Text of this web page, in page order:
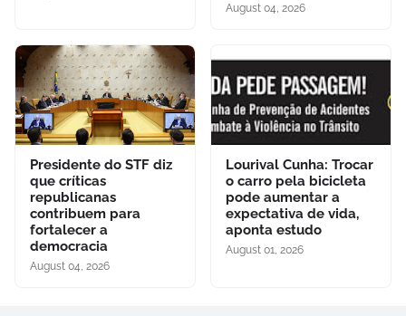
August 04, 2026
Presidente do STF diz
que críticas
republicanas
contribuem para
fortalecer a
democracia
August 04, 2026
Lourival Cunha: Trocar
o carro pela bicicleta
pode aumentar a
expectativa de vida,
aponta estudo
August 01, 2026